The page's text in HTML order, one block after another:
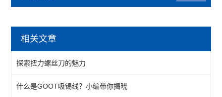
起子头
电动螺丝刀
气动螺丝刀
相关文章
探索扭力螺丝刀的魅力
什么是GOOT吸锡线？小编带你揭晓